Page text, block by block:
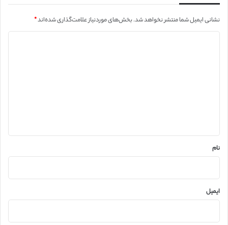
نشانی ایمیل شما منتشر نخواهد شد.بخش‌های موردنیاز علامت‌گذاری شده‌اند*
نام
ایمیل